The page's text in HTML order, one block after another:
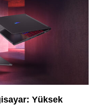
Yüksek